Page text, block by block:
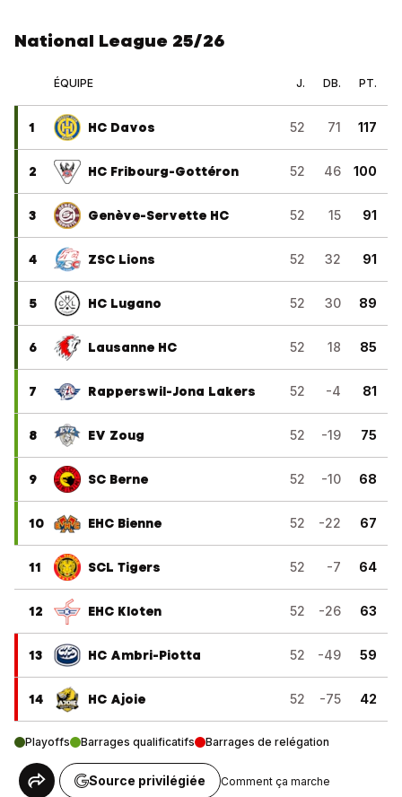
National League 25/26
ÉQUIPE J. DB. PT.
1 HC Davos 52 71 117
2 HC Fribourg-Gottéron 52 46 100
3 Genève-Servette HC 52 15 91
4 ZSC Lions 52 32 91
5 HC Lugano 52 30 89
6 Lausanne HC 52 18 85
7 Rapperswil-Jona Lakers 52 -4 81
8 EV Zoug 52 -19 75
9 SC Berne 52 -10 68
10 EHC Bienne 52 -22 67
11 SCL Tigers 52 -7 64
12 EHC Kloten 52 -26 63
13 HC Ambri-Piotta 52 -49 59
14 HC Ajoie 52 -75 42
Playoffs Barrages qualificatifs Barrages de relégation
Source privilégiée Comment ça marche